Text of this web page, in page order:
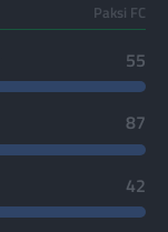
Paksi FC
55
87
42